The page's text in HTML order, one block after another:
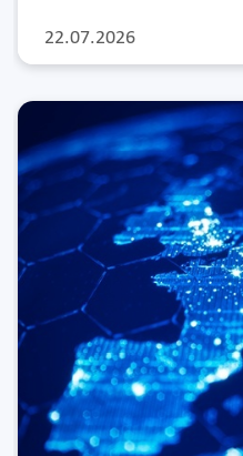
22.07.2026